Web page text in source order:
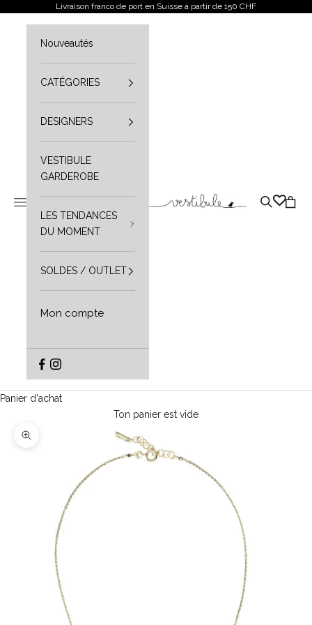
Aller au contenuLivraison franco de port en Suisse à partir de 150 CHF
Vestibule
Ouvrir le menu de navigation Ouvrir la
Nouveautés
CATÉGORIES
DESIGNERS
VESTIBULE
GARDEROBE
LES TENDANCES
DU MOMENT
SOLDES / OUTLET
Mon compte
Panier d'achat
Ton panier est vide
Agrandir l'image